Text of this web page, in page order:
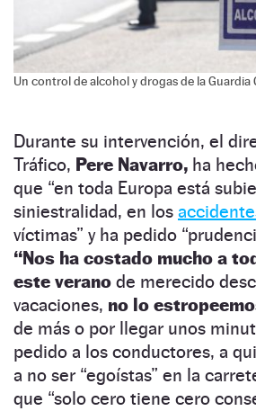
Un control de alcohol y drogas de la Guardia
Durante su intervención, el
Tráfico, Pere Navarro, ha
que “en toda Europa está
siniestralidad, en los
víctimas” y ha pedido
“Nos ha costado mucho a
este verano de merecido
vacaciones, no lo
de más o por llegar unos
pedido a los conductores, a
a no ser “egoístas” en la
que “solo cero tiene cero